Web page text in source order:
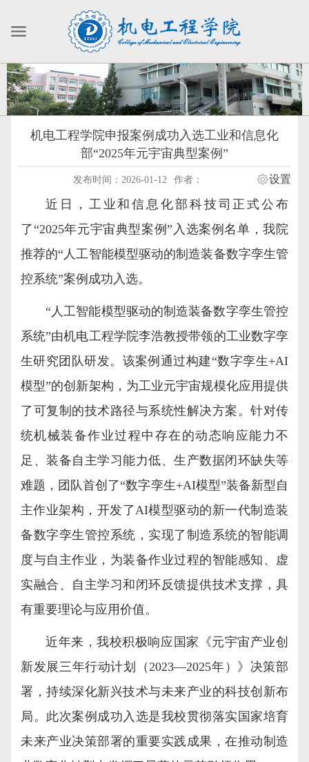
机电工程学院申报案例成功入选工业和信息化
部“2025年元宇宙典型案例”
发布时间：2026-01-12 作者： 设置
近日，工业和信息化部科技司正式公布
了“2025年元宇宙典型案例”入选案例名单，我院
推荐的“人工智能模型驱动的制造装备数字孪生管
控系统”案例成功入选。
“人工智能模型驱动的制造装备数字孪生管控
系统”由机电工程学院李浩教授带领的工业数字孪
生研究团队研发。该案例通过构建“数字孪生+AI
模型”的创新架构，为工业元宇宙规模化应用提供
了可复制的技术路径与系统性解决方案。针对传
统机械装备作业过程中存在的动态响应能力不
足、装备自主学习能力低、生产数据闭环缺失等
难题，团队首创了“数字孪生+AI模型”装备新型自
主作业架构，开发了AI模型驱动的新一代制造装
备数字孪生管控系统，实现了制造系统的智能调
度与自主作业，为装备作业过程的智能感知、虚
实融合、自主学习和闭环反馈提供技术支撑，具
有重要理论与应用价值。
近年来，我校积极响应国家《元宇宙产业创
新发展三年行动计划（2023—2025年）》决策部
署，持续深化新兴技术与未来产业的科技创新布
局。此次案例成功入选是我校贯彻落实国家培育
未来产业决策部署的重要实践成果，在推动制造